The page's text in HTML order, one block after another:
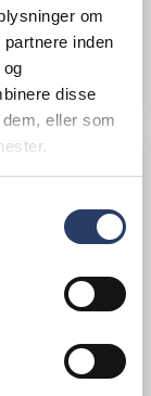
om
inden
disse
eller som